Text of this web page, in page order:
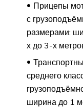
Прицепы
с
размерами:
х до 3-х
среднего
ширина до 1